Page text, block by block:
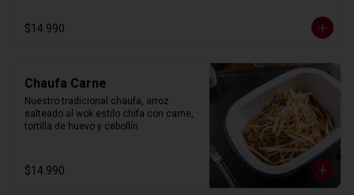
$14.990
Chaufa Carne
Nuestro tradicional chaufa, arroz
salteado al wok estilo chifa con carne,
tortilla de huevo y cebollín
$14.990